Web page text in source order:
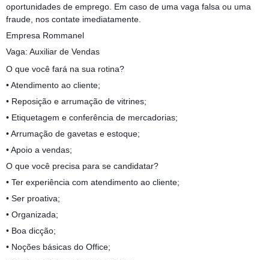
oportunidades de emprego. Em caso de uma vaga falsa ou uma
fraude, nos contate imediatamente.
Empresa Rommanel
Vaga: Auxiliar de Vendas
O que você fará na sua rotina?
• Atendimento ao cliente;
• Reposição e arrumação de vitrines;
• Etiquetagem e conferência de mercadorias;
• Arrumação de gavetas e estoque;
• Apoio a vendas;
O que você precisa para se candidatar?
• Ter experiência com atendimento ao cliente;
• Ser proativa;
• Organizada;
• Boa dicção;
• Noções básicas do Office;